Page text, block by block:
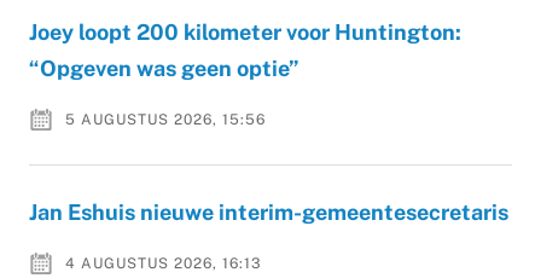
Joey loopt 200 kilometer voor Huntington:
“Opgeven was geen optie”
5 AUGUSTUS 2026, 15:56
Jan Eshuis nieuwe interim-gemeentesecretaris
4 AUGUSTUS 2026, 16:13